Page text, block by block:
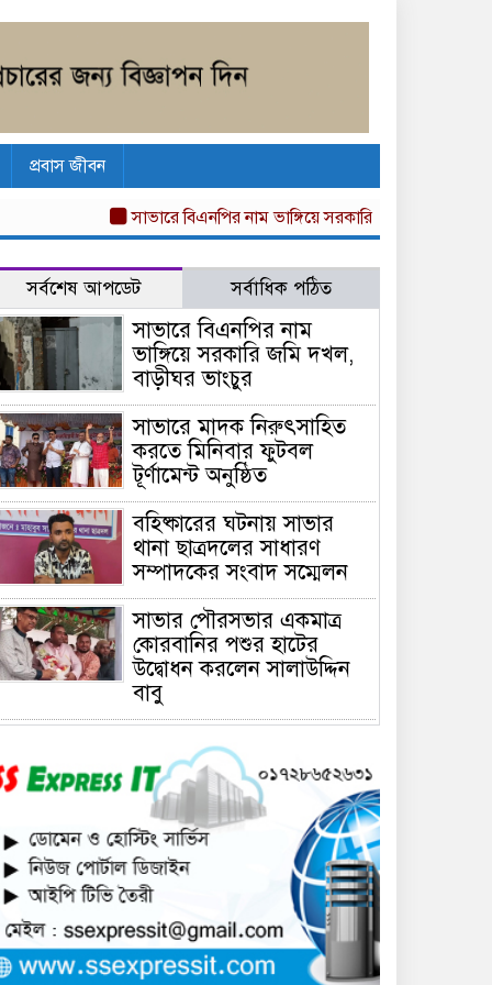
প্রবাস জীবন
সাভারে বিএনপির নাম ভাঙ্গিয়ে সরকারি জমি দখল, বাড়ীঘর
সর্বশেষ আপডেট সর্বাধিক পঠিত
সাভারে বিএনপির নাম
ভাঙ্গিয়ে সরকারি জমি দখল,
বাড়ীঘর ভাংচুর
সাভারে মাদক নিরুৎসাহিত
করতে মিনিবার ফুটবল
টূর্ণামেন্ট অনুষ্ঠিত
বহিষ্কারের ঘটনায় সাভার
থানা ছাত্রদলের সাধারণ
সম্পাদকের সংবাদ সম্মেলন
সাভার পৌরসভার একমাত্র
কোরবানির পশুর হাটের
উদ্বোধন করলেন সালাউদ্দিন
বাবু
সাভারে চাঁদার দাবীতে ব্যাবসা
প্রতিষ্ঠানে হামলা চালিয়ে তালা
ঝুলিয়ে দিয়েছে সন্ত্রাসীরা
সাভারে নারী উদ্যোক্তার
খামার ভাংচুর, ৫ লাখ টাকার
ক্ষয়ক্ষতি
উভয়পক্ষের সমঝোতায় ধর্মঘট
প্রত্যাহার করায় সাভারের